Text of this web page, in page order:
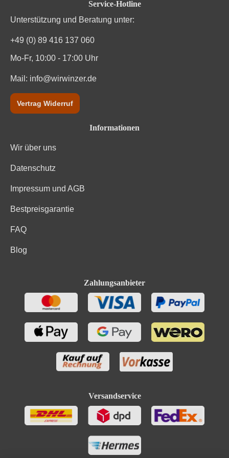
Service-Hotline
Unterstützung und Beratung unter:
+49 (0) 89 416 137 060
Mo-Fr, 10:00 - 17:00 Uhr
Mail: info@wirwinzer.de
Vertrag Widerruf
Informationen
Wir über uns
Datenschutz
Impressum und AGB
Bestpreisgarantie
FAQ
Blog
Zahlungsanbieter
Versandservice